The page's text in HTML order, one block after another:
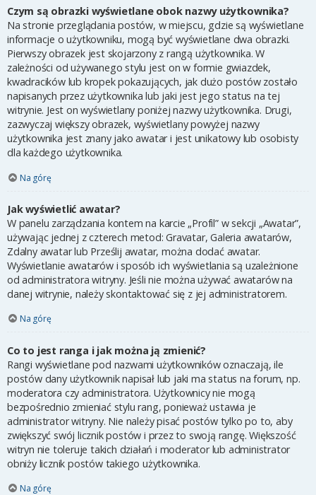
Czym są obrazki wyświetlane obok nazwy użytkownika?
Na stronie przeglądania postów, w miejscu, gdzie są wyświetlane
informacje o użytkowniku, mogą być wyświetlane dwa obrazki.
Pierwszy obrazek jest skojarzony z rangą użytkownika. W
zależności od używanego stylu jest on w formie gwiazdek,
kwadracików lub kropek pokazujących, jak dużo postów zostało
napisanych przez użytkownika lub jaki jest jego status na tej
witrynie. Jest on wyświetlany poniżej nazwy użytkownika. Drugi,
zazwyczaj większy obrazek, wyświetlany powyżej nazwy
użytkownika jest znany jako awatar i jest unikatowy lub osobisty
dla każdego użytkownika.
Na górę
Jak wyświetlić awatar?
W panelu zarządzania kontem na karcie „Profil” w sekcji „Awatar”,
używając jednej z czterech metod: Gravatar, Galeria awatarów,
Zdalny awatar lub Prześlij awatar, można dodać awatar.
Wyświetlanie awatarów i sposób ich wyświetlania są uzależnione
od administratora witryny. Jeśli nie można używać awatarów na
danej witrynie, należy skontaktować się z jej administratorem.
Na górę
Co to jest ranga i jak można ją zmienić?
Rangi wyświetlane pod nazwami użytkowników oznaczają, ile
postów dany użytkownik napisał lub jaki ma status na forum, np.
moderatora czy administratora. Użytkownicy nie mogą
bezpośrednio zmieniać stylu rang, ponieważ ustawia je
administrator witryny. Nie należy pisać postów tylko po to, aby
zwiększyć swój licznik postów i przez to swoją rangę. Większość
witryn nie toleruje takich działań i moderator lub administrator
obniży licznik postów takiego użytkownika.
Na górę